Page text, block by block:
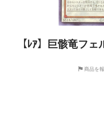
【ﾚｱ】巨骸竜フ
商品を